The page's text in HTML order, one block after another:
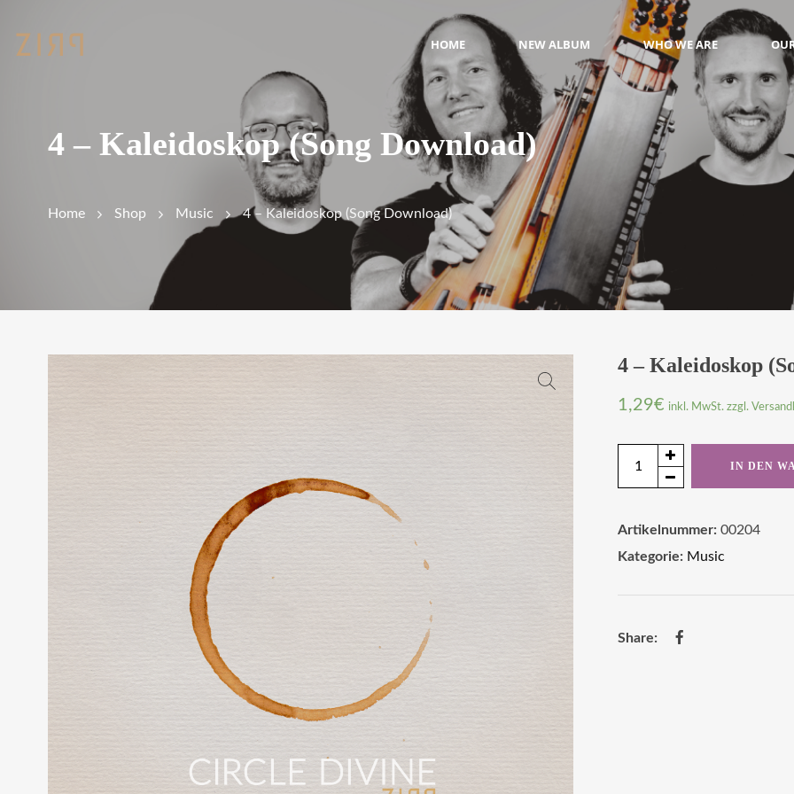
HOME NEW ALBUM WHO WE ARE
4 – Kaleidoskop (Song Download)
Home Shop Music 4 – Kaleidoskop (Song Download)
4 – Kaleidoskop
1,29€ inkl. MwSt. zzgl.
(Song
Download)
IN DEN
Artikelnummer: 00204
Kategorie: Music